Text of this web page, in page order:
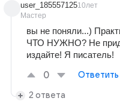
user_185557125
Мастер
10лет
вы не поняли...)
ЧТО НУЖНО? Не
издайте! Я писатель!
0 Ответить
2 ответа